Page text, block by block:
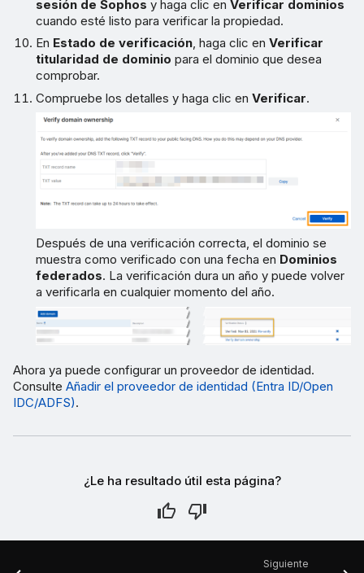
sesión de Sophos y haga clic enVerificar dominios
cuando esté listo para verificar la propiedad.
En Estado de verificación, haga clic enVerificar
titularidad de dominio para el dominio que desea
comprobar.
Compruebe los detalles y haga clic enVerificar.
Después de una verificación correcta, el dominio se
muestra como verificado con una fecha en Dominios
federados. La verificación dura un año y puede volver
a verificarla en cualquier momento del año.
Ahora ya puede configurar un proveedor de identidad.
Consulte Añadir el proveedor de identidad (Entra ID/Open
IDC/ADFS).
¿Le ha resultado útil esta página?
Siguiente